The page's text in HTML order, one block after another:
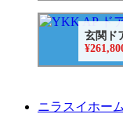
玄関ド
ニラスイホー